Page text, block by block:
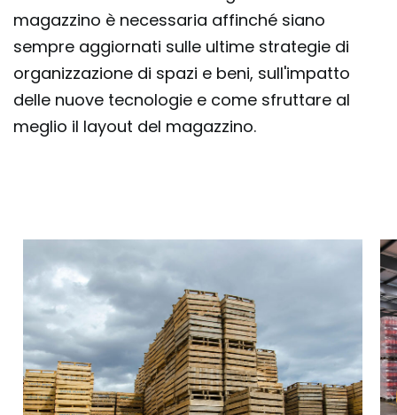
magazzino è necessaria affinché siano
sempre aggiornati sulle ultime strategie di
organizzazione di spazi e beni, sull'impatto
delle nuove tecnologie e come sfruttare al
meglio il layout del magazzino.